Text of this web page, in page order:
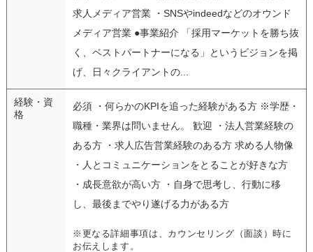
求人メディア営業 ・SNSやindeedなどのオウンド
メディア営業 ●事業紹介 「採用マーケットを勝ち抜
く、ベストパートナーになる」というビジョンを掲
げ、日々クライアントの...
経験・資
格
必須 ・何らかのKPIを追った経験がある方 ※学歴・
職種・業界は問いません。 歓迎 ・法人営業経験の
ある方 ・求人広告営業経験のある方 求める人物像
・人とコミュニケーションをとることが好きな方
・成長意欲が高い方 ・自身で思考し、行動に移
し、最後までやり遂げる力がある方
※更なる詳細事項は、カウンセリング（面談）時に
お伝えします。